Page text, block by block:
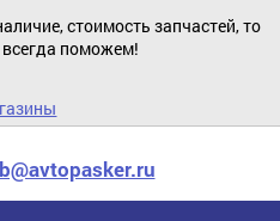
стоимость запчастей, то
поможем!